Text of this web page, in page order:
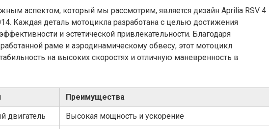
аспектом, который мы рассмотрим, является дизайн Aprilia RSV 4
Каждая деталь мотоцикла разработана с целью достижения
и эстетической привлекательности. Благодаря
раме и аэродинамическому обвесу, этот мотоцикл
на высоких скоростях и отличную маневренность в
Преимущества
двигатель Высокая мощность и ускорение